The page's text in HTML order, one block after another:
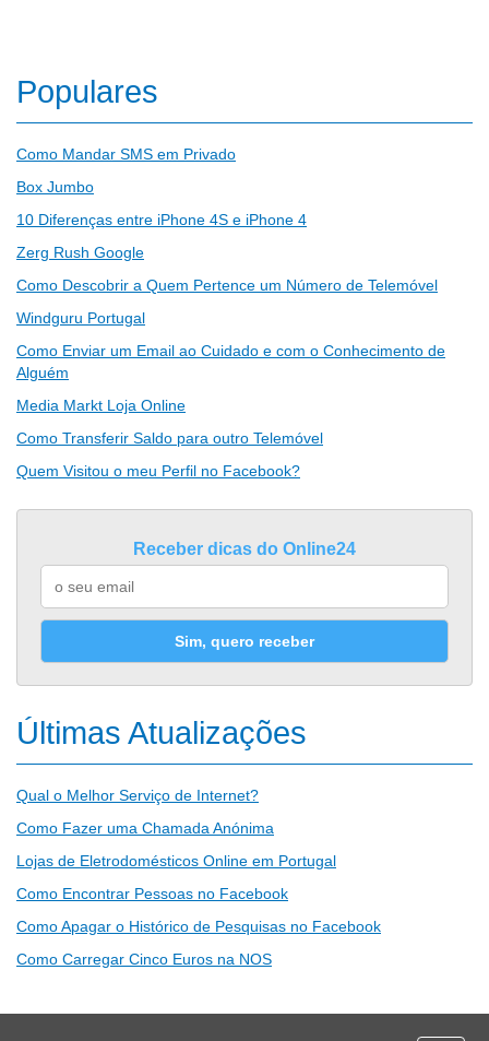
Populares
Como Mandar SMS em Privado
Box Jumbo
10 Diferenças entre iPhone 4S e iPhone 4
Zerg Rush Google
Como Descobrir a Quem Pertence um Número de Telemóvel
Windguru Portugal
Como Enviar um Email ao Cuidado e com o Conhecimento de
Alguém
Media Markt Loja Online
Como Transferir Saldo para outro Telemóvel
Quem Visitou o meu Perfil no Facebook?
Receber dicas do Online24
Sim, quero receber
Últimas Atualizações
Qual o Melhor Serviço de Internet?
Como Fazer uma Chamada Anónima
Lojas de Eletrodomésticos Online em Portugal
Como Encontrar Pessoas no Facebook
Como Apagar o Histórico de Pesquisas no Facebook
Como Carregar Cinco Euros na NOS